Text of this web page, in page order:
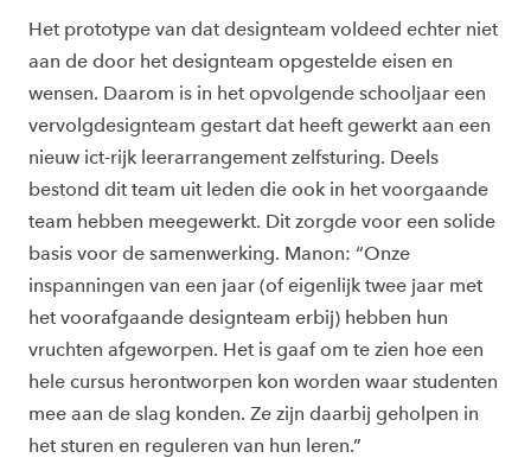
Het prototype van dat designteam voldeed echter niet
aan de door het designteam opgestelde eisen en
wensen. Daarom is in het opvolgende schooljaar een
vervolgdesignteam gestart dat heeft gewerkt aan een
nieuw ict-rijk leerarrangement zelfsturing. Deels
bestond dit team uit leden die ook in het voorgaande
team hebben meegewerkt. Dit zorgde voor een solide
basis voor de samenwerking. Manon: “Onze
inspanningen van een jaar (of eigenlijk twee jaar met
het voorafgaande designteam erbij) hebben hun
vruchten afgeworpen. Het is gaaf om te zien hoe een
hele cursus herontworpen kon worden waar studenten
mee aan de slag konden. Ze zijn daarbij geholpen in
het sturen en reguleren van hun leren.”